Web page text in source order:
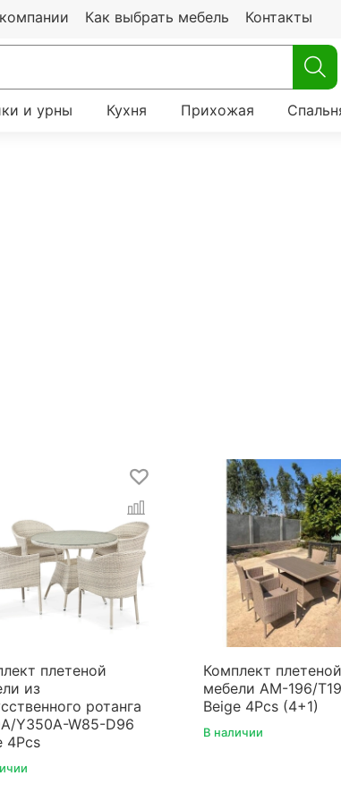
Как выбрать мебель Контакты
и урны Кухня Прихожая
плетеной
из
ротанга
Y350A-W85-D96
4Pcs
Комплект плетеной
мебели AM-196/
Beige 4Pcs (4+1)
В наличии